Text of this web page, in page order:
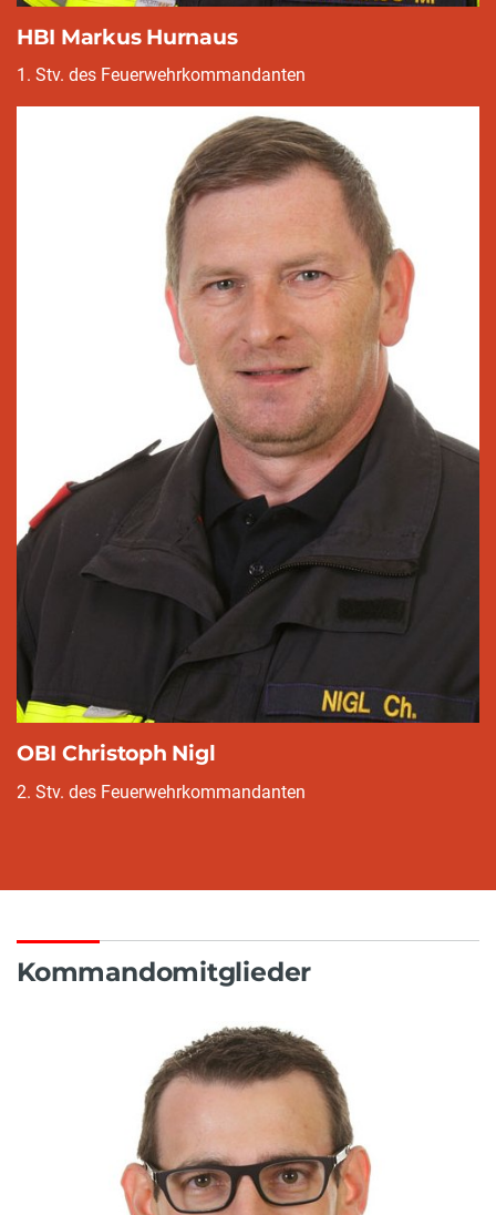
HBI Markus Hurnaus
1. Stv. des Feuerwehrkommandanten
OBI Christoph Nigl
2. Stv. des Feuerwehrkommandanten
Kommandomitglieder